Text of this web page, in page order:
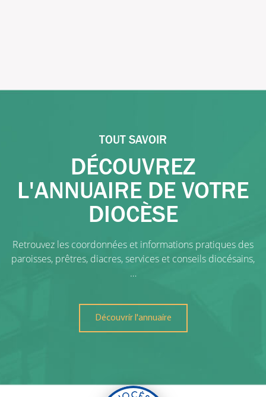
TOUT SAVOIR
DÉCOUVREZ
L'ANNUAIRE DE VOTRE
DIOCÈSE
Retrouvez les coordonnées et informations pratiques des
paroisses, prêtres, diacres, services et conseils diocésains,
…
Découvrir l'annuaire